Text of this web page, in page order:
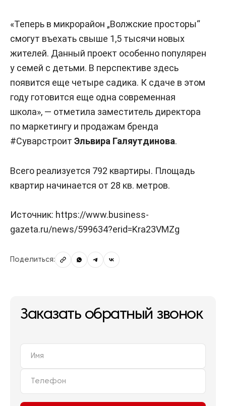
«Теперь в микрорайон „Волжские просторы“
смогут въехать свыше 1,5 тысячи новых
жителей. Данный проект особенно популярен
у семей с детьми. В перспективе здесь
появится еще четыре садика. К сдаче в этом
году готовится еще одна современная
школа», — отметила заместитель директора
по маркетингу и продажам бренда
#Суварстроит Эльвира Галяутдинова.
Всего реализуется 792 квартиры. Площадь
квартир начинается от 28 кв. метров.
Источник: https://www.business-
gazeta.ru/news/599634?erid=Kra23VMZg
Поделиться:
Заказать обратный звонок